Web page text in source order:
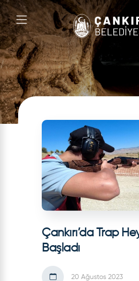
Çankırı’da Trap
Başladı
20 Ağustos 2023